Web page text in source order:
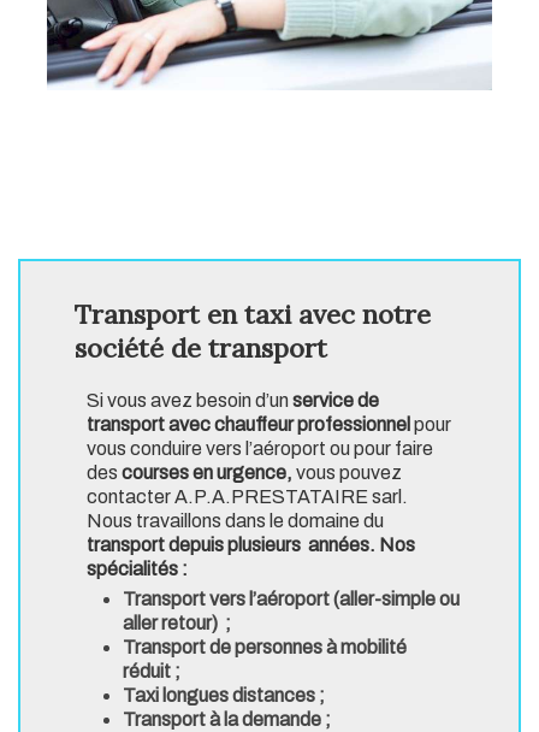
Transport en taxi avec notre
société de transport
Si vous avez besoin d’unservice de
transport avec chauffeur professionnel pour
vous conduire vers l’aéroport ou pour faire
des courses en urgence, vous pouvez
contacter A.P.A.PRESTATAIRE sarl.
Nous travaillons dans le domaine du
transport depuis plusieurs années. Nos
spécialités :
Transport vers l’aéroport (aller-simple ou
aller retour) ;
Transport de personnes à mobilité
réduit ;
Taxi longues distances ;
Transport à la demande ;